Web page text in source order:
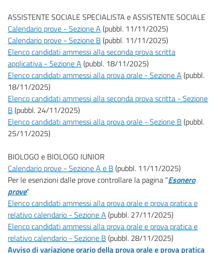
ASSISTENTE SOCIALE SPECIALISTA e ASSISTENTE SOCIALE
Calendario prove - Sezione A (pubbl. 11/11/2025)
Calendario prove - Sezione B (pubbl. 11/11/2025)
Elenco candidati ammessi alla seconda prova scritta
applicativa - Sezione A (pubbl. 18/11/2025)
Elenco candidati ammessi alla prova orale - Sezione A (pubbl.
18/11/2025)
Elenco candidati ammessi alla seconda prova scritta - Sezione
B (pubbl. 24/11/2025)
Elenco candidati ammessi alla prova orale - Sezione B (pubbl.
25/11/2025)
BIOLOGO e BIOLOGO IUNIOR
Calendario prove - Sezione A e B (pubbl. 11/11/2025)
Per le esenzioni dalle prove controllare la pagina "Esonero
prove"
Elenco candidati ammessi alla prova orale e prova pratica e
relativo calendario - Sezione A (pubbl. 27/11/2025)
Elenco candidati ammessi alla prova orale e prova pratica e
relativo calendario - Sezione B (pubbl. 28/11/2025)
Avviso di variazione orario della prova orale e prova pratica